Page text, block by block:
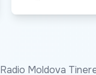
Radio Moldova